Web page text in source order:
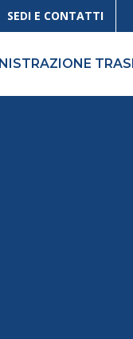
SEDI E CONTATTI